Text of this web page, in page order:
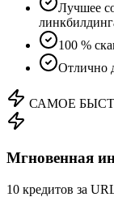
Лучшее
100 %
Отлично
САМОЕ
Мгновенная
10 кредитов за